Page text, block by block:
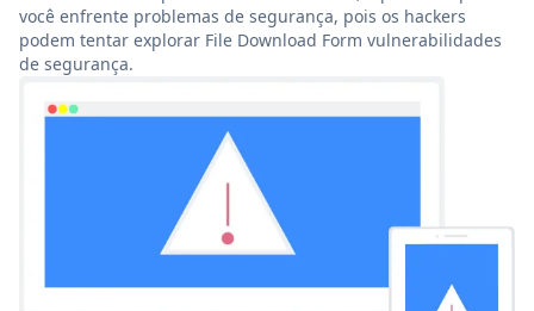
você enfrente problemas de segurança, pois os hackers
podem tentar explorar File Download Form vulnerabilidades
de segurança.